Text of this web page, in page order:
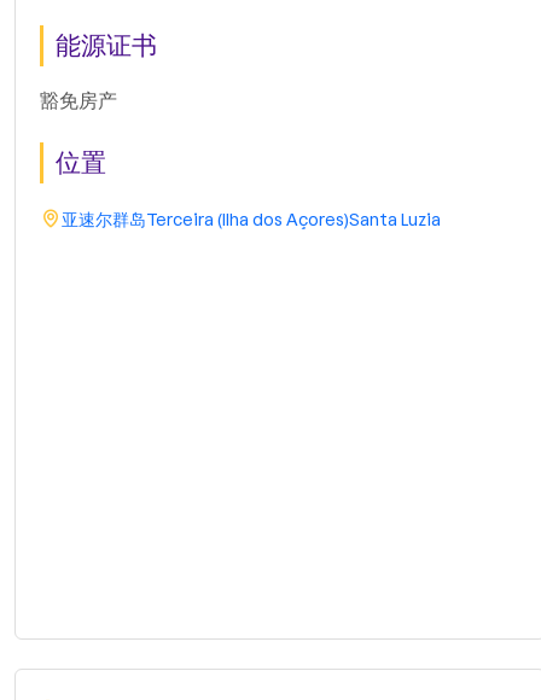
能源证书
豁免房产
位置
亚速尔群岛Terceira (Ilha dos Açores)Santa Luzia